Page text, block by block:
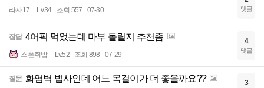
라자17 Lv.34 조회 557 07-30 댓글
잡담 4어픽 먹었는데 마부 돌릴지 추천좀
스폰쥐밥 Lv.52 조회 898 07-29
4
댓글
질문 화염벽 법사인데 어느 목걸이가 더 좋을까요?? 3